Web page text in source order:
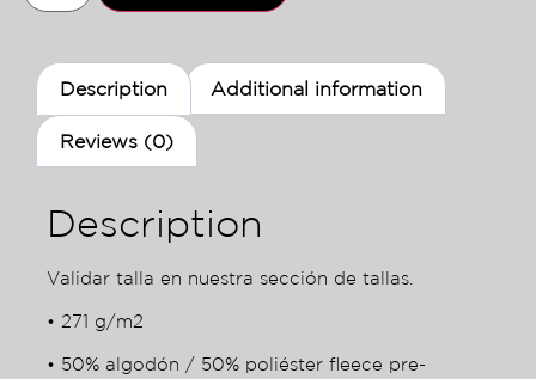
Description Additional information
Reviews (0)
Description
Validar talla en nuestra sección de tallas.
• 271 g/m2
• 50% algodón / 50% poliéster fleece pre-